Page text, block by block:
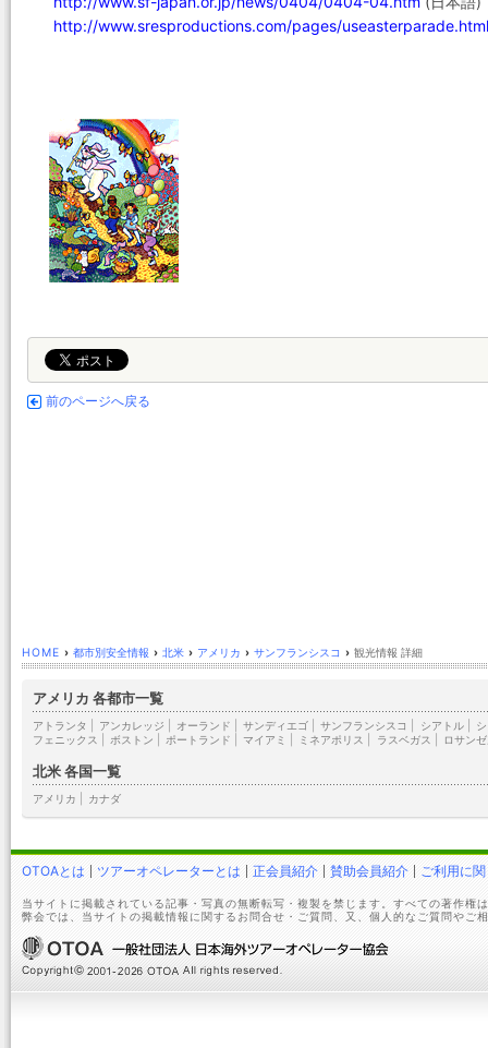
http://www.sresproductions.com/pages/useasterparade.html
前のページへ戻る
HOME › 都市別安全情報 › 北米 › アメリカ › サンフランシスコ › 観光情報 詳細
アメリカ 各都市一覧
アトランタ アンカレッジ オーランド サンディエゴ サンフランシスコ シアトル|
フェニックス
ボストン ポートランド マイアミ ミネアポリス ラスベガス ロサン
北米 各国一覧
アメリカ カナダ
OTOAとは ツアーオペレーターとは 正会員紹介 賛助会員紹介 ご利用に
当サイトに掲載されている記事・写真の無断転写・複製を禁じます。すべての著作権
弊会では、当サイトの掲載情報に関するお問合せ・ご質問、又、個人的なご質問やご